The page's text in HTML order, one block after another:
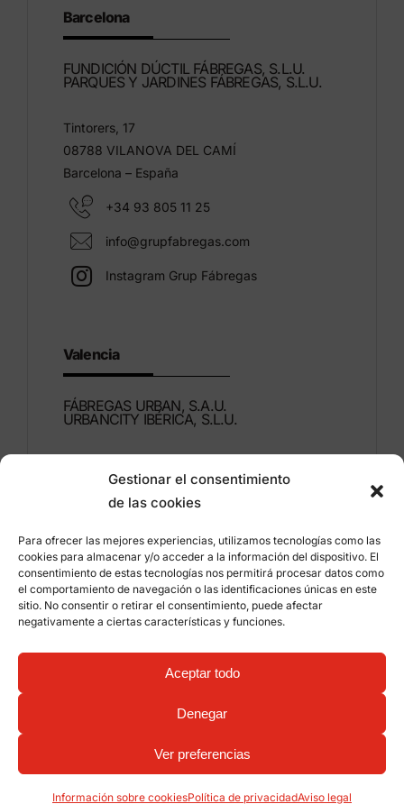
Gestionar el consentimiento
de las cookies
Para ofrecer las mejores experiencias, utilizamos tecnologías como las
cookies para almacenar y/o acceder a la información del dispositivo. El
consentimiento de estas tecnologías nos permitirá procesar datos como
el comportamiento de navegación o las identificaciones únicas en este
sitio. No consentir o retirar el consentimiento, puede afectar
negativamente a ciertas características y funciones.
Aceptar todo
Denegar
Ver preferencias
Información sobre cookiesPolítica de privacidadAviso legal
Barcelona
FUNDICIÓN DÚCTIL FÁBREGAS, S.L.U.
PARQUES Y JARDINES FÁBREGAS, S.L.U.
Tintorers, 17
08788 VILANOVA DEL CAMÍ
Barcelona – España
+34 93 805 11 25
info@grupfabregas.com
Instagram Grup Fábregas
Valencia
FÁBREGAS URBAN, S.A.U.
URBANCITY IBÉRICA, S.L.U.
46960 ALDAIA
Valencia – España
+34 96 151 53 44
info@grupfabregas.com
Grup Fábregas
Acceso distribuidores
Aviso legal
Política de privacidad
Información sobre cookies
mobiliario urbano ECO Friendly –
qualitystudio